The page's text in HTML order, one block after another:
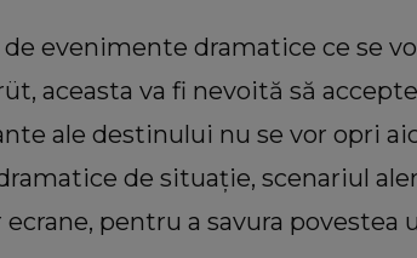
evenimente dramatice ce se
aceasta va fi nevoită să
ale destinului nu se vor opri
de situație, scenariul
pentru a savura